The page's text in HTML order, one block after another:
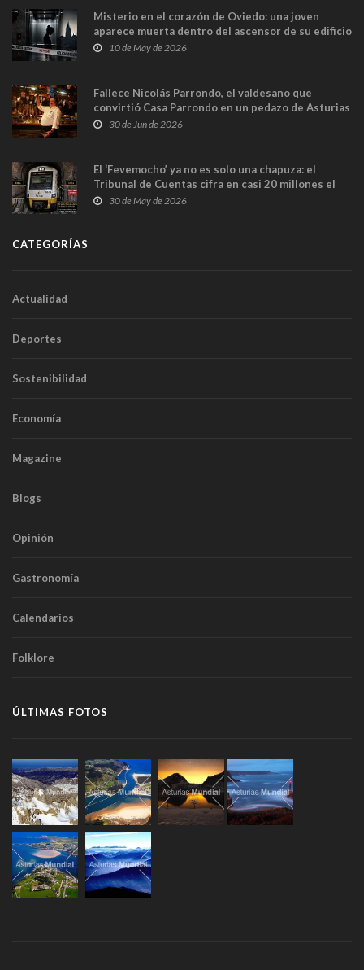
Misterio en el corazón de Oviedo: una joven
aparece muerta dentro del ascensor de su edificio
y las cámaras captan sus últimos minutos
10 de May de 2026
Fallece Nicolás Parrondo, el valdesano que
convirtió Casa Parrondo en un pedazo de Asturias
en Madrid
30 de Jun de 2026
El ‘Fevemocho’ ya no es solo una chapuza: el
Tribunal de Cuentas cifra en casi 20 millones el
sobrecoste de los trenes que no cabían por los
30 de May de 2026
CATEGORÍAS
Actualidad
Deportes
Sostenibilidad
Economía
Magazine
Blogs
Opinión
Gastronomía
Calendarios
Folklore
ÚLTIMAS FOTOS